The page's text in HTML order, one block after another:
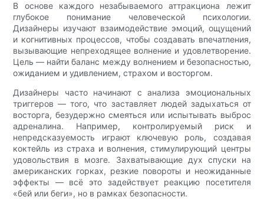
В основе каждого незабываемого аттракциона лежит
глубокое понимание человеческой психологии.
Дизайнеры изучают взаимодействие эмоций, ощущений
и когнитивных процессов, чтобы создавать впечатления,
вызывающие непреходящее волнение и удовлетворение.
Цель — найти баланс между волнением и безопасностью,
ожиданием и удивлением, страхом и восторгом.
Дизайнеры часто начинают с анализа эмоциональных
триггеров — того, что заставляет людей задыхаться от
восторга, безудержно смеяться или испытывать выброс
адреналина. Например, контролируемый риск и
непредсказуемость играют ключевую роль, создавая
коктейль из страха и волнения, стимулирующий центры
удовольствия в мозге. Захватывающие дух спуски на
американских горках, резкие повороты и неожиданные
эффекты — всё это задействует реакцию посетителя
«бей или беги», но в рамках безопасности.